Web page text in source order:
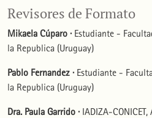
Revisores de Formato
Mikaela Cúparo · Estudiante -
la Republica (Uruguay)
Pablo Fernandez · Estudiante -
la Republica (Uruguay)
Dra. Paula Garrido · IADIZA-